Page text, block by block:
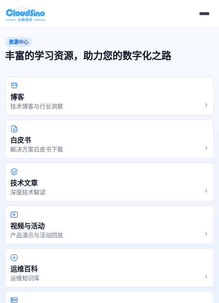
资源中心
丰富的学习资源，助力您的数字化之路
博客
技术博客与行业洞察
白皮书
解决方案白皮书下载
技术文章
深度技术解读
视频与活动
产品演示与活动回放
运维百科
运维知识库